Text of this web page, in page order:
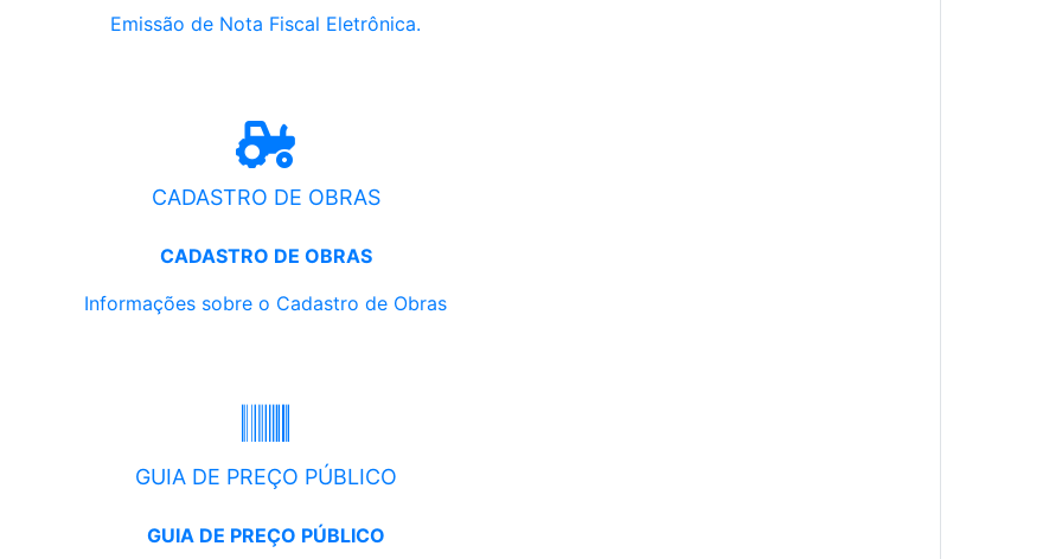
Emissão de Nota Fiscal Eletrônica.
CADASTRO DE OBRAS
CADASTRO DE OBRAS
Informações sobre o Cadastro de Obras
GUIA DE PREÇO PÚBLICO
GUIA DE PREÇO PÚBLICO